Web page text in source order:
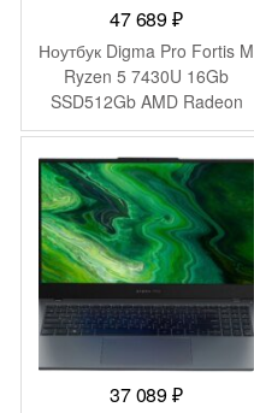
47 689₽
Ноутбук Digma Pro Fortis M
Ryzen 5 7430U 16Gb
SSD512Gb AMD Radeon
Graphics 14.1″ IPS FHD
(1920×1080) Windows 11
Pro grey WiFi BT Cam
4250mAh (DN14R5-
ADXW01)
37 089₽